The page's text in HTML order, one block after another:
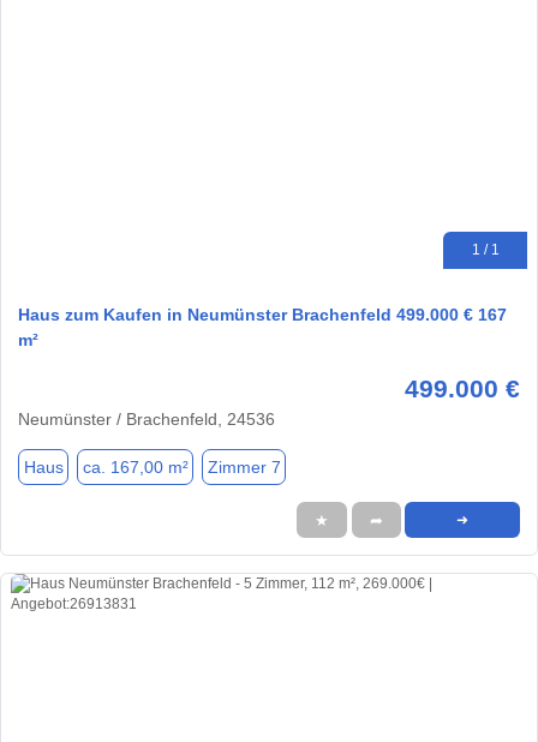
1 / 1
Haus zum Kaufen in Neumünster Brachenfeld 499.000 € 167
m²
499.000 €
Neumünster / Brachenfeld, 24536
Haus ca. 167,00 m² Zimmer 7
★ ➦ ➜